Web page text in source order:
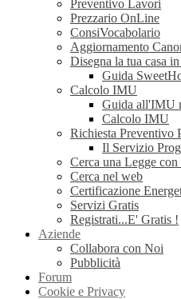
Preventivo Lavori
Prezzario OnLine
ConsiVocabolario
Aggiornamento
Disegna la tua casa
Guida
Calcolo IMU
Guida all'IMU
Calcolo IMU
Richiesta Preventivo
Il Servizio
Cerca una Legge
Cerca nel web
Certificazione
Servizi Gratis
Registrati...E' Gratis !
Aziende
Collabora con Noi
Pubblicità
Forum
Cookie e Privacy